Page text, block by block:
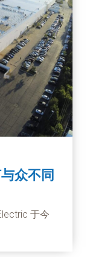
众不同
于今